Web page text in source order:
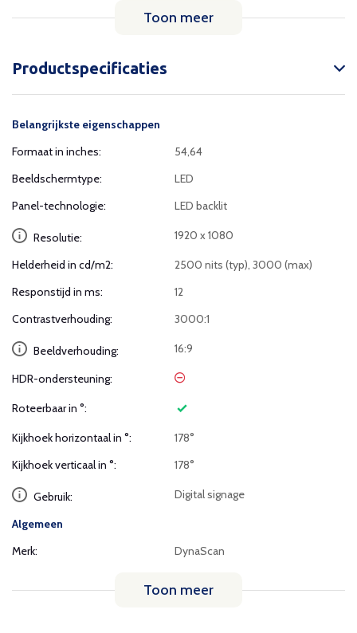
Toon meer
Productspecificaties
Belangrijkste eigenschappen
Formaat in inches:
54,64
Beeldschermtype:
LED
Panel-technologie:
LED backlit
Resolutie: 1920 x 1080
Helderheid in cd/m2:
2500 nits (typ), 3000 (max)
Responstijd in ms:
12
Contrastverhouding:
3000:1
Beeldverhouding: 16:9
HDR-ondersteuning:
Roteerbaar in °:
Kijkhoek horizontaal in °:
178°
Kijkhoek verticaal in °:
178°
Gebruik: Digital signage
Algemeen
Merk:
DynaScan
Toon meer